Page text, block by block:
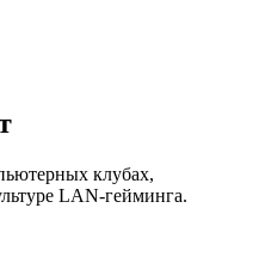
клубах,
LAN-гейминга.